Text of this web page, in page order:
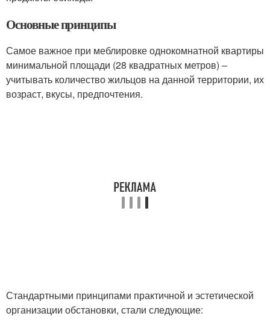
Основные принципы
Самое важное при меблировке однокомнатной квартиры
минимальной площади (28 квадратных метров) –
учитывать количество жильцов на данной территории, их
возраст, вкусы, предпочтения.
Стандартными принципами практичной и эстетической
организации обстановки, стали следующие: